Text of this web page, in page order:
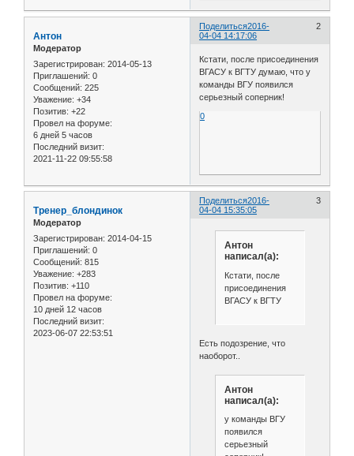
Поделиться 2
2016-
04-04 14:17:06
Антон
Модератор
Зарегистрирован: 2014-05-13
Приглашений: 0
Сообщений: 225
Уважение: +34
Позитив: +22
Провел на форуме:
6 дней 5 часов
Последний визит:
2021-11-22 09:55:58
Кстати, после присоединения
ВГАСУ к ВГТУ думаю, что у
команды ВГУ появился
серьезный соперник!
0
Поделиться 3
2016-
04-04 15:35:05
Тренер_блондинок
Модератор
Зарегистрирован: 2014-04-15
Приглашений: 0
Сообщений: 815
Уважение: +283
Позитив: +110
Провел на форуме:
10 дней 12 часов
Последний визит:
2023-06-07 22:53:51
Антон
написал(а):
Кстати, после
присоединения
ВГАСУ к ВГТУ
Есть подозрение, что
наоборот..
Антон
написал(а):
у команды ВГУ
появился
серьезный